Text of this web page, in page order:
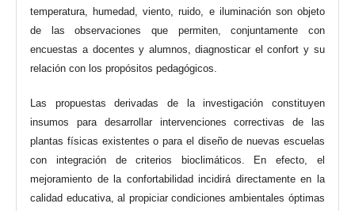
temperatura, humedad, viento, ruido, e iluminación son objeto
de las observaciones que permiten, conjuntamente con
encuestas a docentes y alumnos, diagnosticar el confort y su
relación con los propósitos pedagógicos.
Las propuestas derivadas de la investigación constituyen
insumos para desarrollar intervenciones correctivas de las
plantas físicas existentes o para el diseño de nuevas escuelas
con integración de criterios bioclimáticos. En efecto, el
mejoramiento de la confortabilidad incidirá directamente en la
calidad educativa, al propiciar condiciones ambientales óptimas